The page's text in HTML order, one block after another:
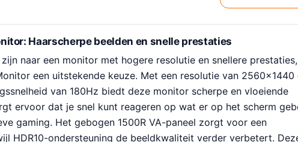
Haarscherpe beelden en snelle prestaties
naar een monitor met hogere resolutie en snellere
een uitstekende keuze. Met een resolutie van 2560×1440
van 180Hz biedt deze monitor scherpe en vloeiende
ervoor dat je snel kunt reageren op wat er op het scherm
gaming. Het gebogen 1500R VA-paneel zorgt voor een
HDR10-ondersteuning de beeldkwaliteit verder verbetert.